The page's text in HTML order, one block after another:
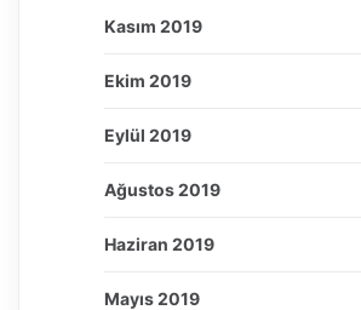
Kasım 2019
Ekim 2019
Eylül 2019
Ağustos 2019
Haziran 2019
Mayıs 2019